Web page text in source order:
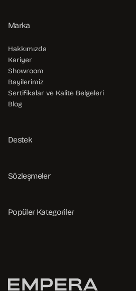
Marka
Hakkımızda
Kariyer
Showroom
Bayilerimiz
Sertifikalar ve Kalite Belgeleri
Blog
Destek
Sözleşmeler
Popüler Kategoriler